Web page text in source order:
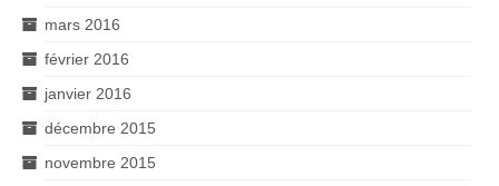
mars 2016
février 2016
janvier 2016
décembre 2015
novembre 2015